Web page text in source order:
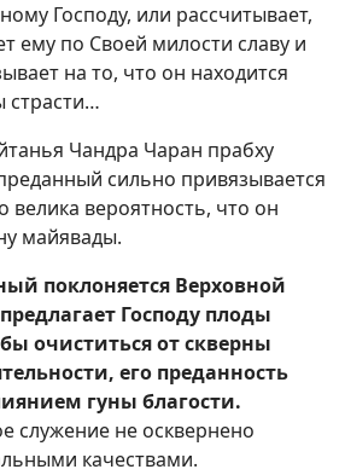
Господу, или рассчитывает,
ему по Своей милости славу и
на то, что он находится
страсти…
Чандра Чаран прабху
сильно привязывается
велика вероятность, что он
майявады.
поклоняется Верховной
Господу плоды
очиститься от скверны
его преданность
гуны благости.
служение не осквернено
качествами.